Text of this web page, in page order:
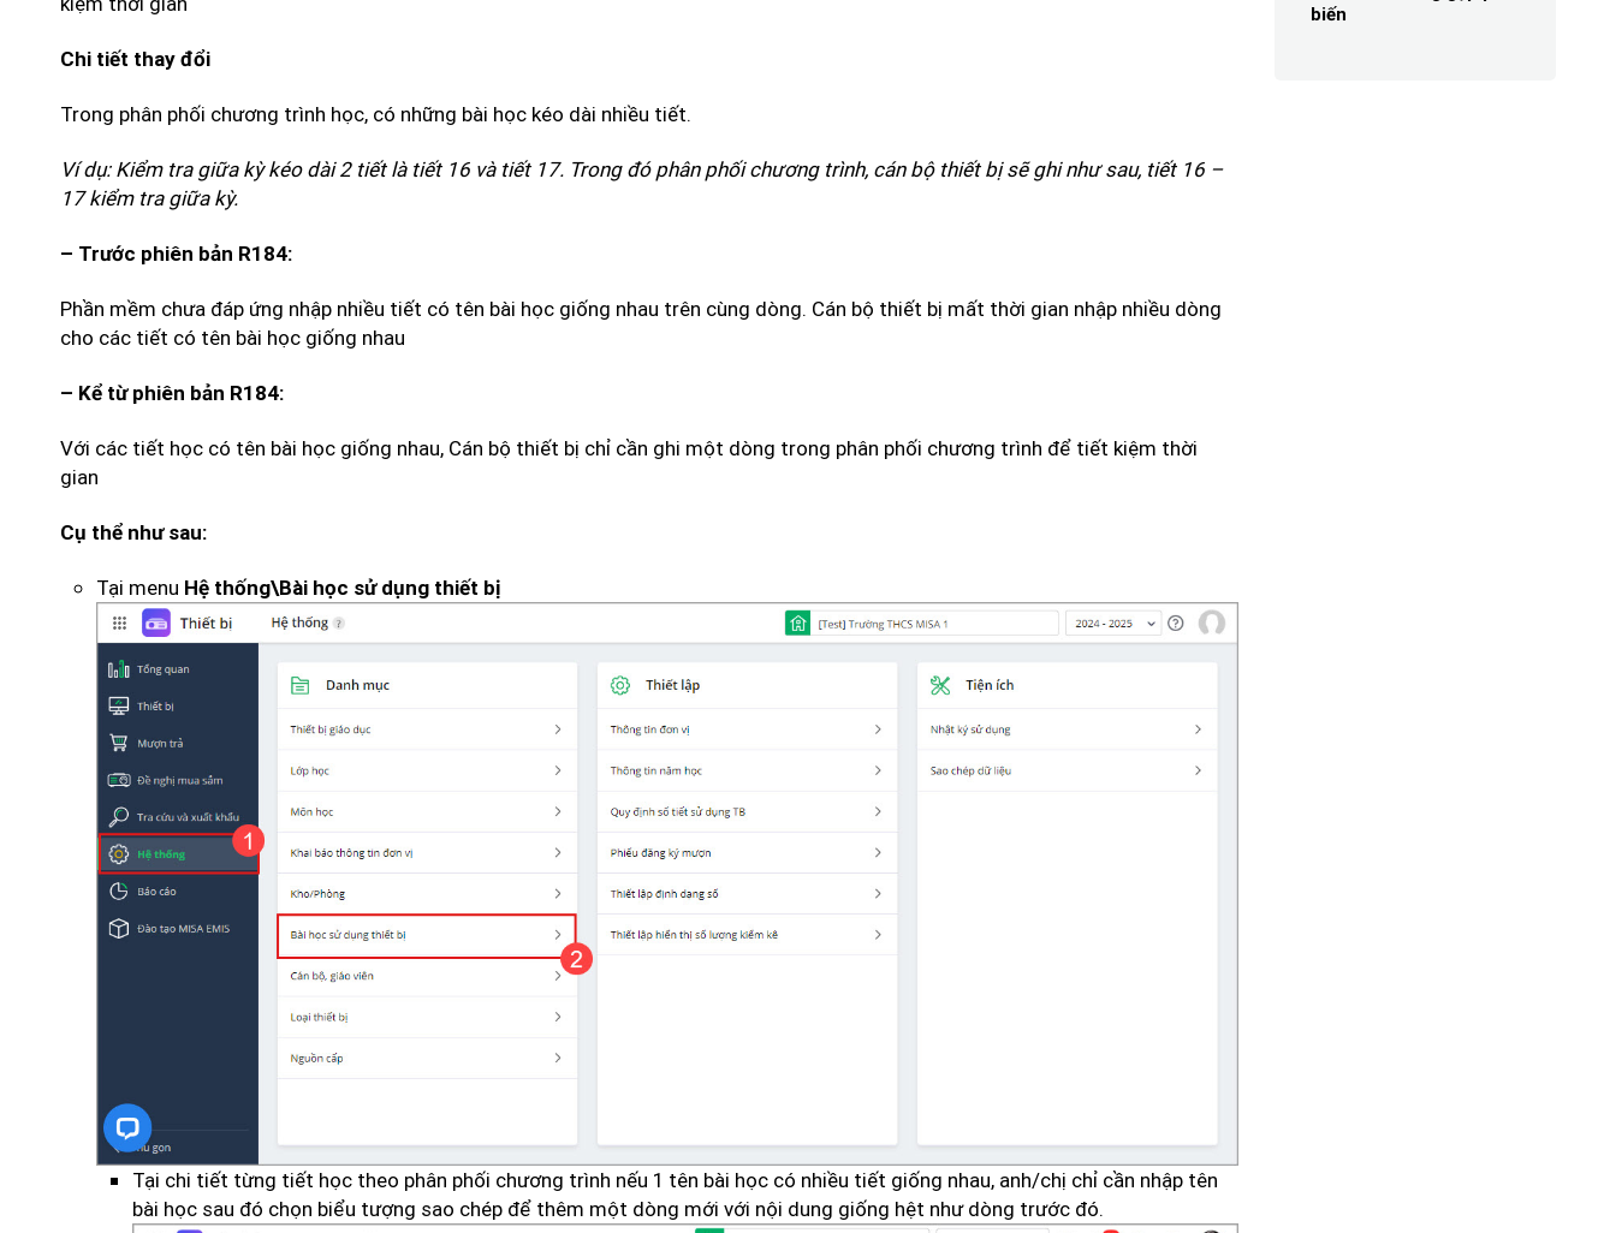
Chi tiết thay đổi
Trong phân phối chương trình học, có những bài học kéo dài nhiều tiết.
Ví dụ: Kiểm tra giữa kỳ kéo dài 2 tiết là tiết 16 và tiết 17. Trong đó phân phối chương trình, cán bộ thiết bị sẽ ghi như sau, tiết 16 –
17 kiểm tra giữa kỳ.
– Trước phiên bản R184:
Phần mềm chưa đáp ứng nhập nhiều tiết có tên bài học giống nhau trên cùng dòng. Cán bộ thiết bị mất thời gian nhập nhiều dòng
cho các tiết có tên bài học giống nhau
– Kể từ phiên bản R184:
Với các tiết học có tên bài học giống nhau, Cán bộ thiết bị chỉ cần ghi một dòng trong phân phối chương trình để tiết kiệm thời
gian
Cụ thể như sau:
Tại menu Hệ thống\Bài học sử dụng thiết bị
Tại chi tiết từng tiết học theo phân phối chương trình nếu 1 tên bài học có nhiều tiết giống nhau, anh/chị chỉ cần nhập tên
bài học sau đó chọn biểu tượng sao chép để thêm một dòng mới với nội dung giống hệt như dòng trước đó.
biến